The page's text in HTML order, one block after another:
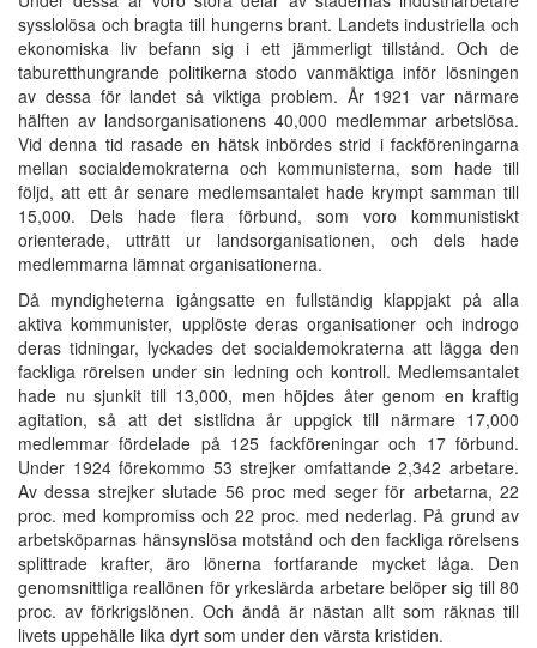
sysslolösa och bragta till hungerns brant. Landets industriella och
ekonomiska liv befann sig i ett jämmerligt tillstånd. Och de
taburetthungrande politikerna stodo vanmäktiga inför lösningen
av dessa för landet så viktiga problem. År 1921 var närmare
hälften av landsorganisationens 40,000 medlemmar arbetslösa.
Vid denna tid rasade en hätsk inbördes strid i fackföreningarna
mellan socialdemokraterna och kommunisterna, som hade till
följd, att ett år senare medlemsantalet hade krympt samman till
15,000. Dels hade flera förbund, som voro kommunistiskt
orienterade, utträtt ur landsorganisationen, och dels hade
medlemmarna lämnat organisationerna.
Då myndigheterna igångsatte en fullständig klappjakt på alla
aktiva kommunister, upplöste deras organisationer och indrogo
deras tidningar, lyckades det socialdemokraterna att lägga den
fackliga rörelsen under sin ledning och kontroll. Medlemsantalet
hade nu sjunkit till 13,000, men höjdes åter genom en kraftig
agitation, så att det sistlidna år uppgick till närmare 17,000
medlemmar fördelade på 125 fackföreningar och 17 förbund.
Under 1924 förekommo 53 strejker omfattande 2,342 arbetare.
Av dessa strejker slutade 56 proc med seger för arbetarna, 22
proc. med kompromiss och 22 proc. med nederlag. På grund av
arbetsköparnas hänsynslösa motstånd och den fackliga rörelsens
splittrade krafter, äro lönerna fortfarande mycket låga. Den
genomsnittliga reallönen för yrkeslärda arbetare belöper sig till 80
proc. av förkrigslönen. Och ändå är nästan allt som räknas till
livets uppehälle lika dyrt som under den värsta kristiden.